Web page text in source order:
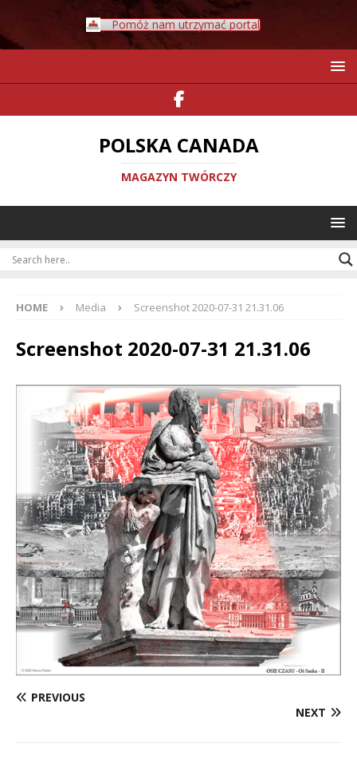
Pomóż nam utrzymać portal
POLSKA CANADA
MAGAZYN TWÓRCZY
HOME Media Screenshot 2020-07-31 21.31.06
Screenshot 2020-07-31 21.31.06
PREVIOUS
NEXT